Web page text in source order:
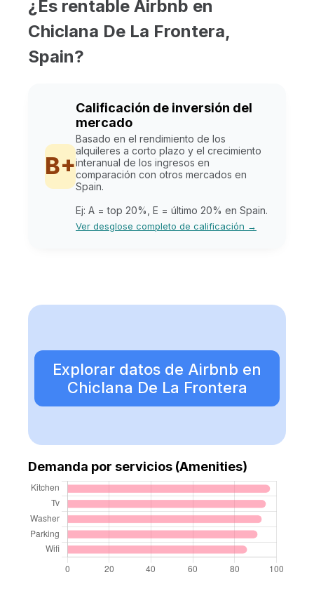
¿Es rentable Airbnb en
Chiclana De La Frontera,
Spain?
B+
Calificación de inversión del
mercado
Basado en el rendimiento de los
alquileres a corto plazo y el crecimiento
interanual de los ingresos en
comparación con otros mercados en
Spain.
Ej: A = top 20%, E = último 20% en Spain.
Ver desglose completo de calificación →
Explorar datos de Airbnb en
Chiclana De La Frontera
Demanda por servicios (Amenities)